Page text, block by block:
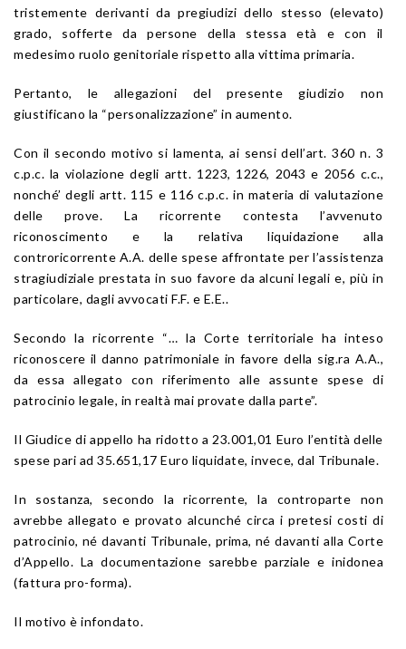
tristemente derivanti da pregiudizi dello stesso (elevato)
grado, sofferte da persone della stessa età e con il
medesimo ruolo genitoriale rispetto alla vittima primaria.
Pertanto, le allegazioni del presente giudizio non
giustificano la “personalizzazione” in aumento.
Con il secondo motivo si lamenta, ai sensi dell’art. 360 n. 3
c.p.c. la violazione degli artt. 1223, 1226, 2043 e 2056 c.c.,
nonché’ degli artt. 115 e 116 c.p.c. in materia di valutazione
delle prove. La ricorrente contesta l’avvenuto
riconoscimento e la relativa liquidazione alla
controricorrente A.A. delle spese affrontate per l’assistenza
stragiudiziale prestata in suo favore da alcuni legali e, più in
particolare, dagli avvocati F.F. e E.E..
Secondo la ricorrente “… la Corte territoriale ha inteso
riconoscere il danno patrimoniale in favore della sig.ra A.A.,
da essa allegato con riferimento alle assunte spese di
patrocinio legale, in realtà mai provate dalla parte”.
Il Giudice di appello ha ridotto a 23.001,01 Euro l’entità delle
spese pari ad 35.651,17 Euro liquidate, invece, dal Tribunale.
In sostanza, secondo la ricorrente, la controparte non
avrebbe allegato e provato alcunché circa i pretesi costi di
patrocinio, né davanti Tribunale, prima, né davanti alla Corte
d’Appello. La documentazione sarebbe parziale e inidonea
(fattura pro-forma).
Il motivo è infondato.